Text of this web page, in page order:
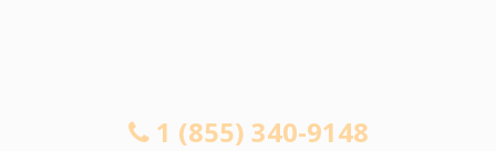
1 (855) 340-9148